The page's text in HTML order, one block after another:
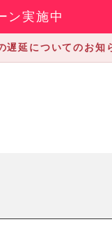
ン実施中
遅延についてのお知